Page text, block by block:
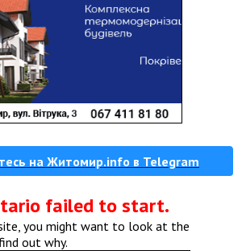
на Житомир.info в Telegram
failed to start.
you might want to look at the
out why.